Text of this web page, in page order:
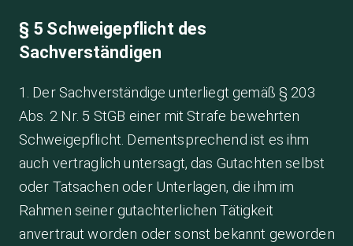
§ 5 Schweigepflicht des
Sachverständigen
1. Der Sachverständige unterliegt gemäß § 203
Abs. 2 Nr. 5 StGB einer mit Strafe bewehrten
Schweigepflicht. Dementsprechend ist es ihm
auch vertraglich untersagt, das Gutachten selbst
oder Tatsachen oder Unterlagen, die ihm im
Rahmen seiner gutachterlichen Tätigkeit
anvertraut worden oder sonst bekannt geworden